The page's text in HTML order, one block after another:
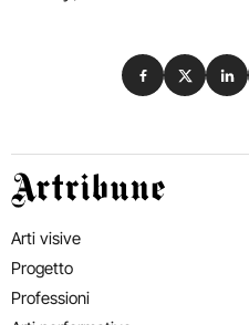
Condividi su
Condividi
Artribune
Arti visive
Progetto
Professioni